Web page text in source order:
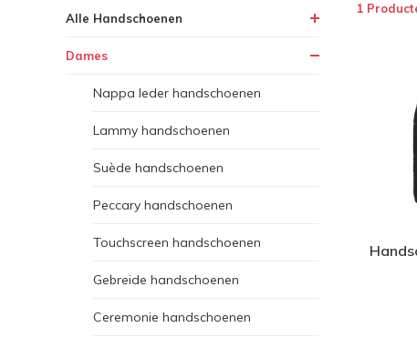
Alle Handschoenen
Dames
Nappa leder handschoenen
Lammy handschoenen
Suède handschoenen
Peccary handschoenen
Touchscreen handschoenen
Gebreide handschoenen
Ceremonie handschoenen
1